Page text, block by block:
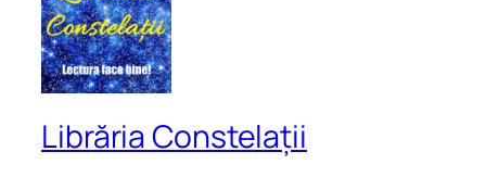
Librăria Constelații